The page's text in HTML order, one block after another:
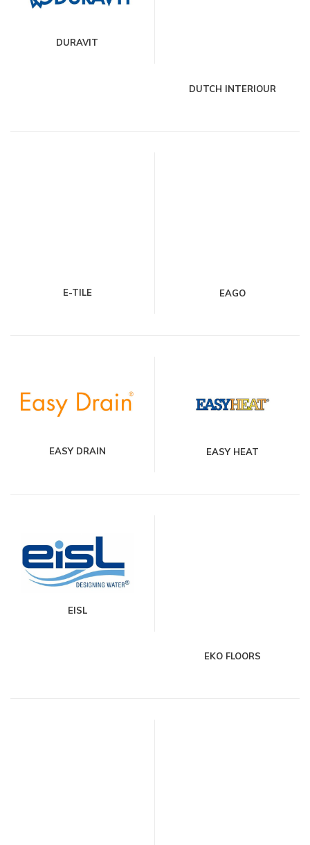
DURAVIT
DUTCH INTERIOUR
E-TILE EAGO
EASY DRAIN EASY HEAT
EISL
EKO FLOORS